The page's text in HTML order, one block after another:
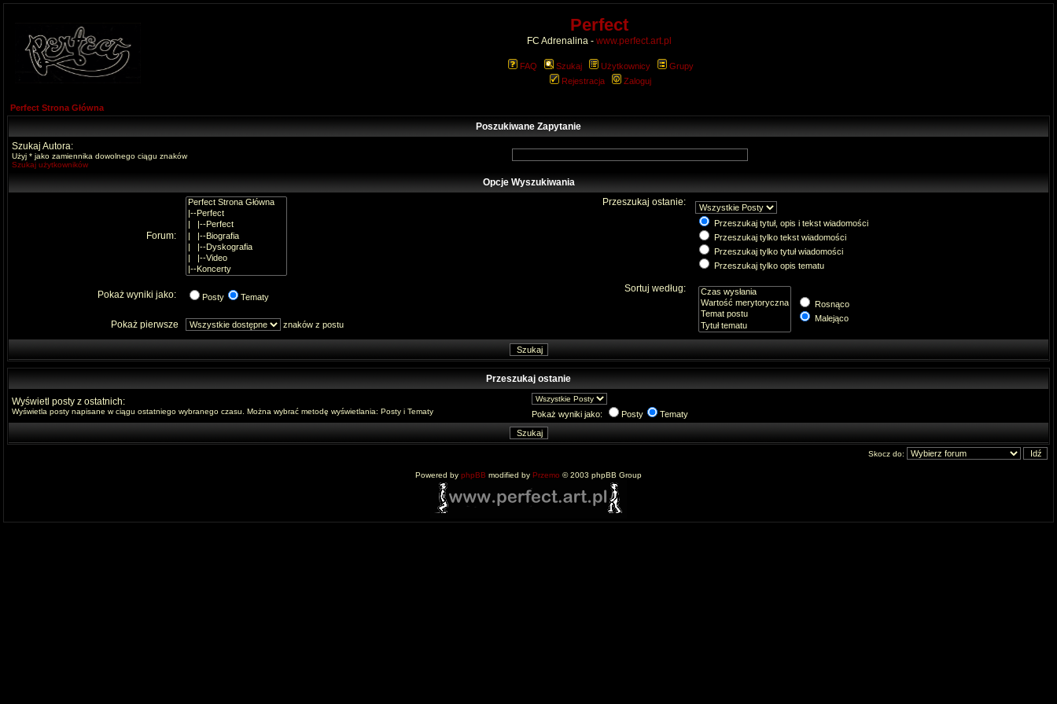
Perfect
FC Adrenalina - www.perfect.art.pl
FAQ Szukaj Użytkownicy
Grupy
Rejestracja
Zaloguj
Perfect Strona Główna
Poszukiwane Zapytanie
Szukaj Autora:
Użyj * jako zamiennika dowolnego ciągu znaków
Szukaj użytkowników
Opcje Wyszukiwania
Forum:
Przeszukaj ostanie:
Przeszukaj tytuł, opis i tekst wiadomości
Przeszukaj tylko tekst wiadomości
Przeszukaj tylko tytuł wiadomości
Przeszukaj tylko opis tematu
Pokaż wyniki jako: Posty Tematy
Sortuj według:
Rosnąco
Malejąco
Pokaż pierwsze znaków z postu
Przeszukaj ostanie
Wyświetl posty z ostatnich:
Wyświetla posty napisane w ciągu ostatniego wybranego czasu. Można wybrać metodę wyświetlania: Posty i Tematy Pokaż wyniki jako: Posty Tematy
Skocz do:
Powered by phpBB modified by Przemo © 2003 phpBB Group